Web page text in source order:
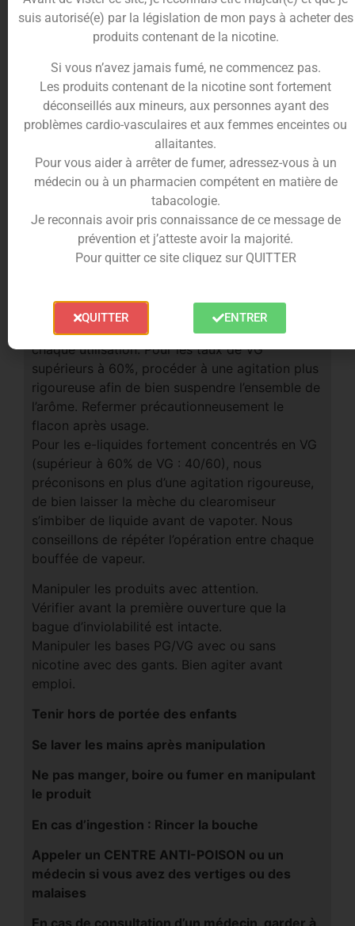
La fiabilité aromatique JNR
équilibrées, pensées pour offrir une vape stable et
régulière. Le Mango Passion Fruit bénéficie d’une
formulation précise et d’arômes fidèles, pour une
expérience aromatique constante.
Respectez les précautions
d’utilisations des e-liquides
Au-delà de 1.66% m/m de
Nicotine, Toxique en cas
d’ingestion
en cas d’ingestion
Bien agiter avant la première ouverture et avant
chaque utilisation. Pour les taux de VG
supérieurs à 60%, procéder à une agitation plus
rigoureuse afin de bien suspendre l’ensemble de
l’arôme. Refermer précautionneusement le
flacon après usage.
Pour les e-liquides fortement concentrés en VG
(supérieur à 60% de VG : 40/60), nous
préconisons en plus d’une agitation rigoureuse,
de bien laisser la mèche du clearomiseur
s’imbiber de liquide avant de vapoter. Nous
conseillons de répéter l’opération entre chaque
bouffée de vapeur.
Manipuler les produits avec attention.
Vérifier avant la première ouverture que la
bague d’inviolabilité est intacte.
Manipuler les bases PG/VG avec ou sans
nicotine avec des gants. Bien agiter avant
emploi.
Tenir hors de portée des enfants
Se laver les mains après manipulation
Ne pas manger, boire ou fumer en manipulant
le produit
En cas d’ingestion : Rincer la bouche
Appeler un CENTRE ANTI-POISON ou un
médecin si vous avez des vertiges ou des
malaises
suis autorisé(e) par la législation de mon pays à acheter des
produits contenant de la nicotine.
Si vous n’avez jamais fumé, ne commencez pas.
Les produits contenant de la nicotine sont fortement
déconseillés aux mineurs, aux personnes ayant des
problèmes cardio-vasculaires et aux femmes enceintes ou
allaitantes.
Pour vous aider à arrêter de fumer, adressez-vous à un
médecin ou à un pharmacien compétent en matière de
tabacologie.
Je reconnais avoir pris connaissance de ce message de
prévention et j’atteste avoir la majorité.
Pour quitter ce site cliquez sur QUITTER
QUITTER ENTRER